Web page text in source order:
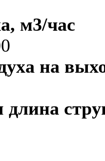
м3/час
на